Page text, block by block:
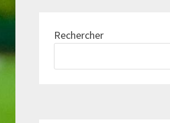
Rechercher